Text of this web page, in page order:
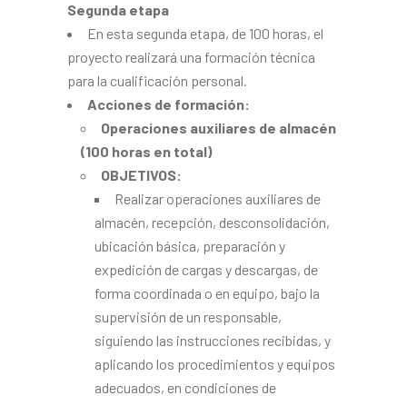
Segunda etapa
En esta segunda etapa, de 100 horas, el
proyecto realizará una formación técnica
para la cualificación personal.
Acciones de formación:
Operaciones auxiliares de almacén
(100 horas en total)
OBJETIVOS:
Realizar operaciones auxiliares de
almacén, recepción, desconsolidación,
ubicación básica, preparación y
expedición de cargas y descargas, de
forma coordinada o en equipo, bajo la
supervisión de un responsable,
siguiendo las instrucciones recibidas, y
aplicando los procedimientos y equipos
adecuados, en condiciones de